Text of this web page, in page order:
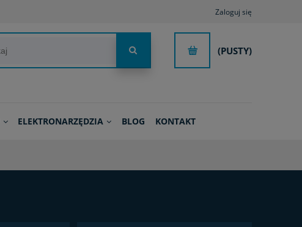
Zaloguj się
(PUSTY)
ELEKTRONARZĘDZIA BLOG KONTAKT